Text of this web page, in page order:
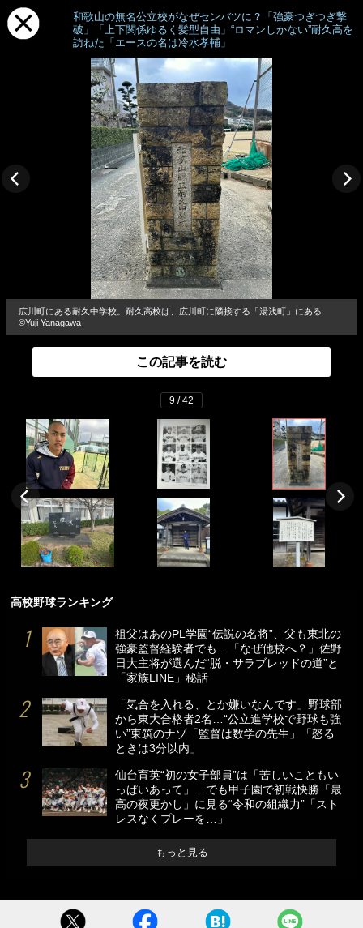
和歌山の無名公立校がなぜセンバツに？「強豪つぎつぎ撃
破」「上下関係ゆるく髪型自由」“ロマンしかない”耐久高を
訪ねた「エースの名は冷水孝輔」
広川町にある耐久中学校。耐久高校は、広川町に隣接する「湯浅町」にある
©Yuji Yanagawa
この記事を読む
9 / 42
高校野球ランキング
祖父はあのPL学園“伝説の名将”、父も東北の
強豪監督経験者でも…「なぜ他校へ？」佐野
日大主将が選んだ“脱・サラブレッドの道”と
「家族LINE」秘話
「気合を入れる、とか嫌いなんです」野球部
から東大合格者2名…“公立進学校で野球も強
い”東筑のナゾ「監督は数学の先生」「怒る
ときは3分以内」
仙台育英“初の女子部員”は「苦しいこともい
っぱいあって」…でも甲子園で初戦快勝「最
高の夜更かし」に見る“令和の組織力”「スト
レスなくプレーを…」
もっと見る